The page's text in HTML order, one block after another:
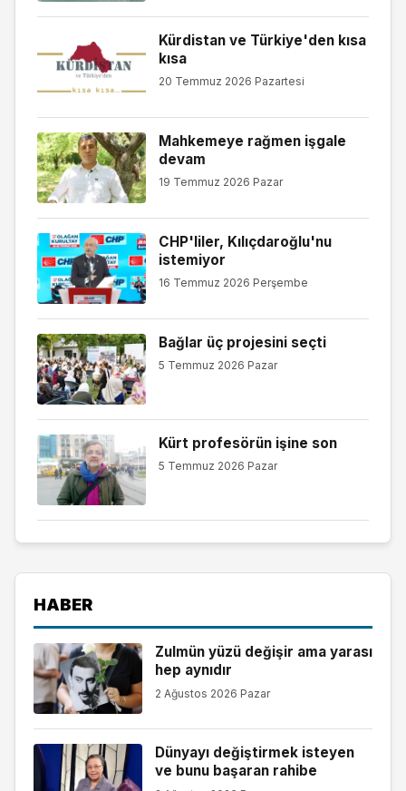
Kürdistan ve Türkiye'den kısa
kısa
20 Temmuz 2026 Pazartesi
Mahkemeye rağmen işgale
devam
19 Temmuz 2026 Pazar
CHP'liler, Kılıçdaroğlu'nu
istemiyor
16 Temmuz 2026 Perşembe
Bağlar üç projesini seçti
5 Temmuz 2026 Pazar
Kürt profesörün işine son
5 Temmuz 2026 Pazar
HABER
Zulmün yüzü değişir ama yarası
hep aynıdır
2 Ağustos 2026 Pazar
Dünyayı değiştirmek isteyen
ve bunu başaran rahibe